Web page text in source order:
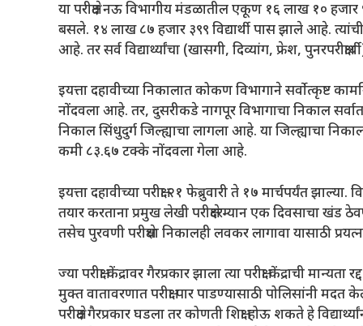
या परीक्षेत नऊ विभागीय मंडळातील एकूण १६ लाख १० हजार
बसले. १४ लाख ८७ हजार ३९९ विद्यार्थी पास झाले आहे.
आहे. तर सर्व विद्यार्थ्यांचा (खासगी, दिव्यांग, फ्रेश,
इयत्ता दहावीच्या निकालात कोकण विभागाने सर्वोत्कृष्ट
नोंदवला आहे. तर, दुसरीकडे नागपूर विभागाचा निकाल
निकाल सिंधुदुर्ग जिल्ह्याचा लागला आहे. या जिल्ह्याचा
कमी ८३.६७ टक्के नोंदवला गेला आहे.
इयत्ता दहावीच्या परीक्षा २१ फेब्रुवारी ते १७ मार्चपर्यंत
तयार करताना प्रमुख लेखी परीक्षेदरम्यान एक दिवसाचा
तसेच पुरवणी परीक्षेचा निकालही लवकर लागावा यासाठी
ज्या परीक्षा केंद्रावर गैरप्रकार झाला त्या परीक्षा केंद्राची
मुक्त वातावरणात परीक्षा पार पाडण्यासाठी पोलिसांनी
परीक्षेत गैरप्रकार घडला तर कोणती शिक्षा होऊ शकते हे